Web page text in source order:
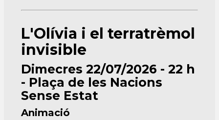
L'Olívia i el terratrèmol
invisible
Dimecres 22/07/2026 - 22 h
- Plaça de les Nacions
Sense Estat
Animació